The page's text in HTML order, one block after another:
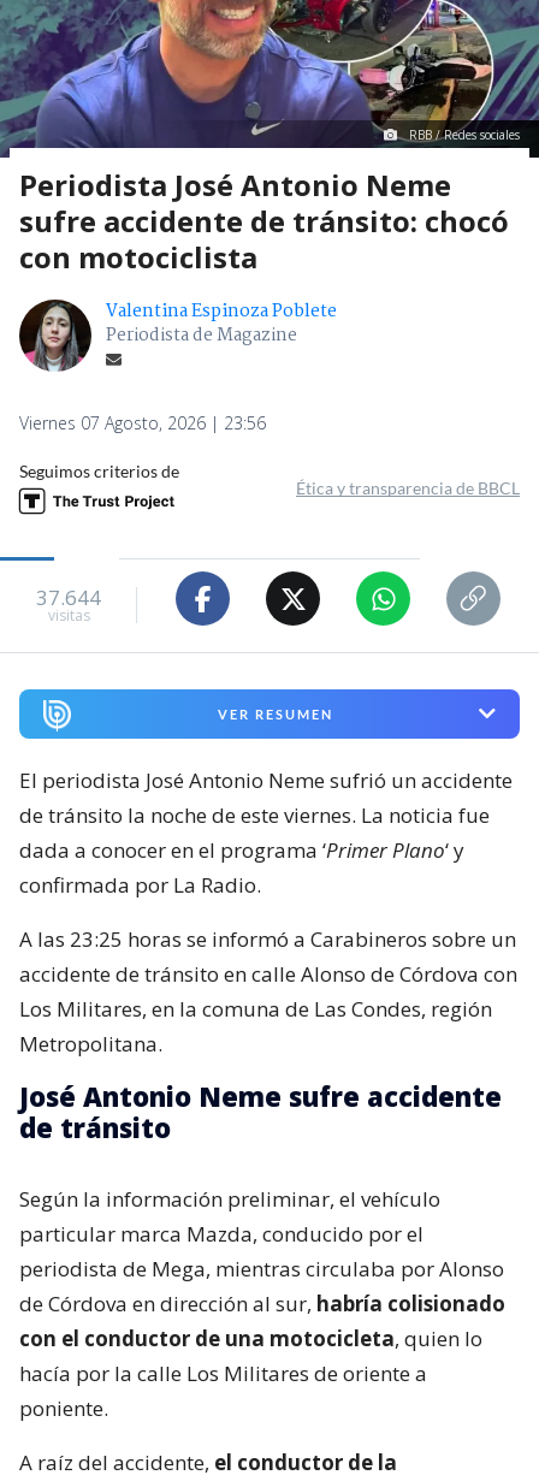
RBB / Redes sociales
Periodista José Antonio Neme
sufre accidente de tránsito: chocó
con motociclista
Valentina Espinoza Poblete
Periodista de Magazine
Viernes 07 Agosto, 2026 | 23:56
Seguimos criterios de
Ética y transparencia de BBCL
37.644
visitas
VER RESUMEN
El periodista José Antonio Neme sufrió un accidente
de tránsito la noche de este viernes. La noticia fue
dada a conocer en el programa ‘Primer Plano‘ y
confirmada por La Radio.
A las 23:25 horas se informó a Carabineros sobre un
accidente de tránsito en calle Alonso de Córdova con
Los Militares, en la comuna de Las Condes, región
Metropolitana.
José Antonio Neme sufre accidente
de tránsito
Según la información preliminar, el vehículo
particular marca Mazda, conducido por el
periodista de Mega, mientras circulaba por Alonso
de Córdova en dirección al sur, habría colisionado
con el conductor de una motocicleta, quien lo
hacía por la calle Los Militares de oriente a
poniente.
A raíz del accidente, el conductor de la